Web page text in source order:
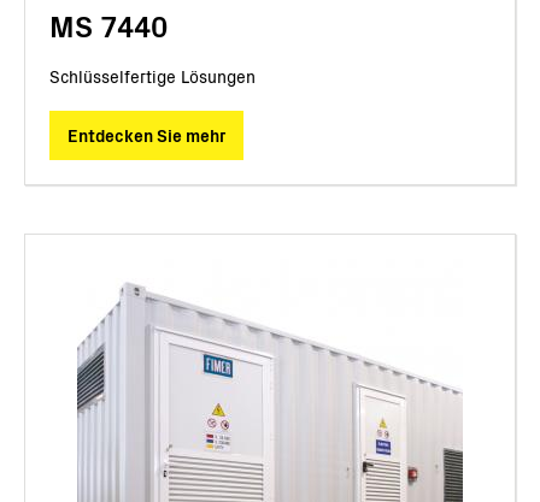
MS 7440
Schlüsselfertige Lösungen
Entdecken Sie mehr